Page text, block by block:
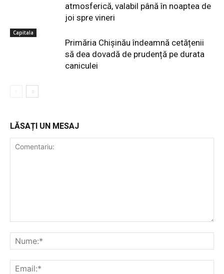
atmosferică, valabil până în noaptea de
joi spre vineri
Capitala
Primăria Chișinău îndeamnă cetățenii
să dea dovadă de prudență pe durata
caniculei
LĂSAȚI UN MESAJ